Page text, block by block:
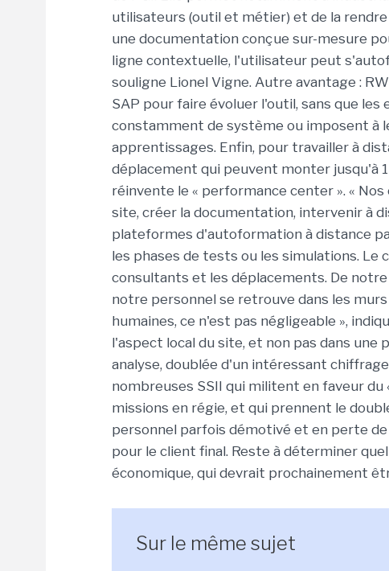
utilisateurs (outil et métier) et de la
une documentation conçue sur-mesure
ligne contextuelle, l'utilisateur peut
souligne Lionel Vigne. Autre avantage :
SAP pour faire évoluer l'outil, sans que
constamment de système ou imposent à
apprentissages. Enfin, pour travailler à
déplacement qui peuvent monter jusqu'à
réinvente le « performance center ». «
site, créer la documentation, intervenir à
plateformes d'autoformation à distance
les phases de tests ou les simulations.
consultants et les déplacements. De
notre personnel se retrouve dans les
humaines, ce n'est pas négligeable »,
l'aspect local du site, et non pas dans
analyse, doublée d'un intéressant
nombreuses SSII qui militent en faveur
missions en régie, et qui prennent le
personnel parfois démotivé et en perte
pour le client final. Reste à déterminer
économique, qui devrait prochainement
Sur le même sujet